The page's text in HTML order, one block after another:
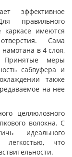
эффективное
правильного
имеются
Сама
в 4 слоя,
меры
сабвуфера и
также
на неё
целлюлозного
волокна. С
идеального
что